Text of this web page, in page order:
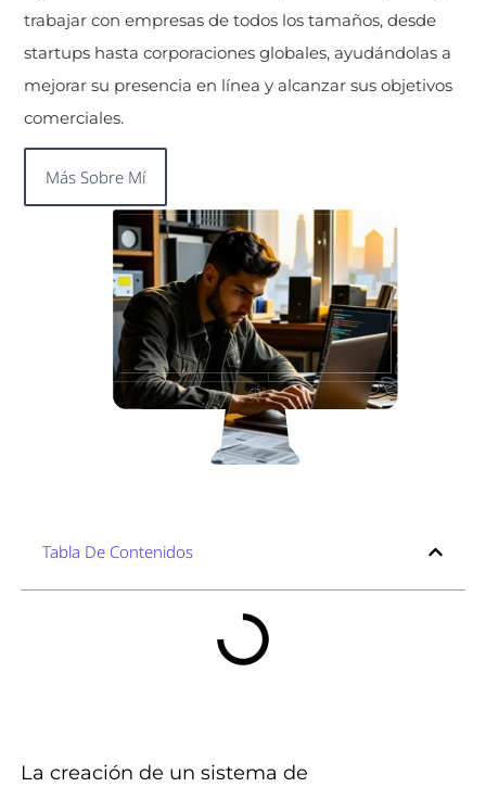
trabajar con empresas de todos los tamaños, desde
startups hasta corporaciones globales, ayudándolas a
mejorar su presencia en línea y alcanzar sus objetivos
comerciales.
Más Sobre Mí
Tabla De Contenidos
La creación de un sistema de